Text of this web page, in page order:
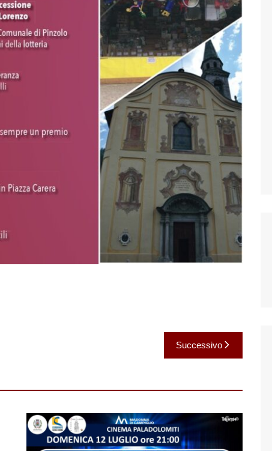
Successivo